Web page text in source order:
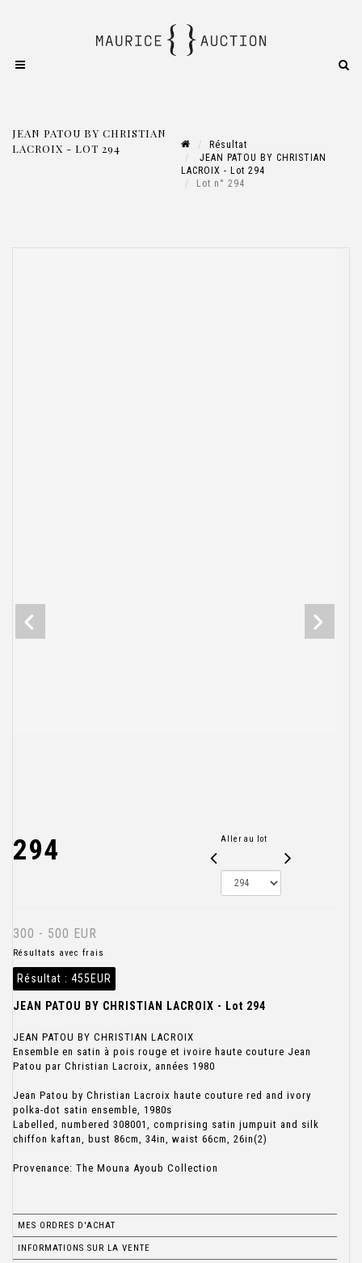
JEAN PATOU BY CHRISTIAN
LACROIX - LOT 294
Résultat
JEAN PATOU BY CHRISTIAN
LACROIX - Lot 294
Lot n° 294
294 Aller au lot
300 - 500 EUR
Résultats avec frais
Résultat : 455EUR
JEAN PATOU BY CHRISTIAN LACROIX - Lot 294
JEAN PATOU BY CHRISTIAN LACROIX
Ensemble en satin à pois rouge et ivoire haute couture Jean
Patou par Christian Lacroix, années 1980
Jean Patou by Christian Lacroix haute couture red and ivory
polka-dot satin ensemble, 1980s
Labelled, numbered 308001, comprising satin jumpuit and silk
chiffon kaftan, bust 86cm, 34in, waist 66cm, 26in(2)
Provenance: The Mouna Ayoub Collection
MES ORDRES D'ACHAT
INFORMATIONS SUR LA VENTE